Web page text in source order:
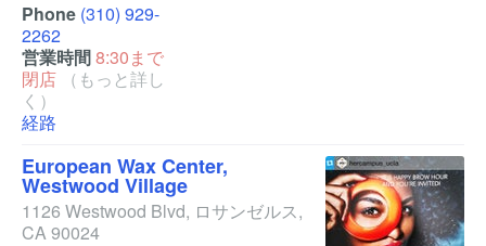
Phone (310) 929-
2262
営業時間8:30まで
閉店
（もっと詳し
く）
経路
European Wax Center,
Westwood Village
1126 Westwood Blvd, ロサンゼルス,
CA90024